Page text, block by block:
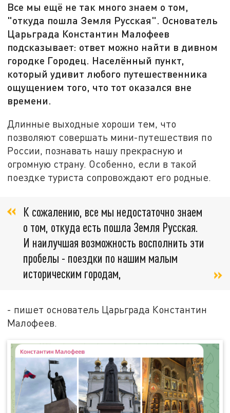
Все мы ещё не так много знаем о том,
"откуда пошла Земля Русская". Основатель
Царьграда Константин Малофеев
подсказывает: ответ можно найти в дивном
городке Городец. Населённый пункт,
который удивит любого путешественника
ощущением того, что тот оказался вне
времени.
Длинные выходные хороши тем, что
позволяют совершать мини-путешествия по
России, познавать нашу прекрасную и
огромную страну. Особенно, если в такой
поездке туриста сопровождают его родные.
К сожалению, все мы недостаточно знаем
о том, откуда есть пошла Земля Русская.
И наилучшая возможность восполнить эти
пробелы - поездки по нашим малым
историческим городам,
- пишет основатель Царьграда Константин
Малофеев.